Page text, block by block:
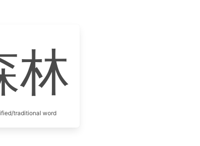
林
traditional word